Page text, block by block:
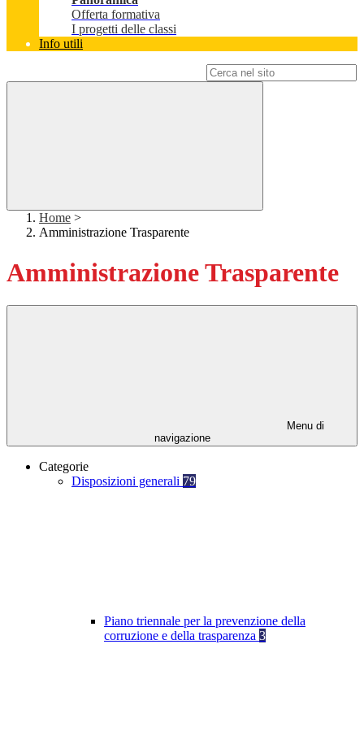
Offerta formativa
I progetti delle classi
Info utili
Home >
Amministrazione Trasparente
Amministrazione Trasparente
Menu di
navigazione
Categorie
Disposizioni generali 79
Piano triennale per la prevenzione della
corruzione e della trasparenza 3